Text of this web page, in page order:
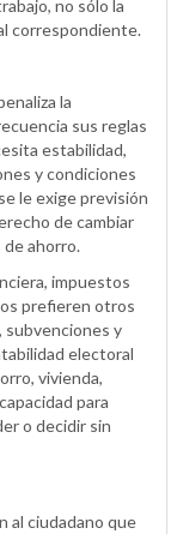
no sólo la
correspondiente.
la
sus reglas
estabilidad,
y condiciones
le exige previsión
de cambiar
ahorro.
impuestos
prefieren otros
subvenciones y
electoral
vivienda,
para
o decidir sin
al ciudadano que